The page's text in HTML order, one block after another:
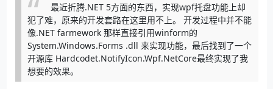
最近折腾.NET 5方面的东西，实现wpf托盘功能上却
犯了难，原来的开发套路在这里用不上。 开发过程中并不能
像.NET farmework 那样直接引用winform的
System.Windows.Forms .dll 来实现功能，最后找到了一个
开源库 Hardcodet.NotifyIcon.Wpf.NetCore最终实现了我
想要的效果。